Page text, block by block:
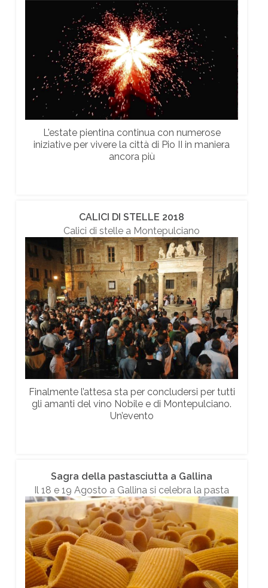
L'estate pientina continua con numerose
iniziative per vivere la città di Pio II in maniera
ancora più
CALICI DI STELLE 2018
Calici di stelle a Montepulciano
Finalmente l’attesa sta per concludersi per tutti
gli amanti del vino Nobile e di Montepulciano.
Un’evento
Sagra della pastasciutta a Gallina
Il 18 e 19 Agosto a Gallina si celebra la pasta